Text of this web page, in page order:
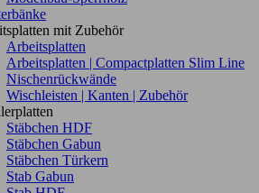
mit Zubehör
Arbeitsplatten
Arbeitsplatten | Compactplatten Slim Line
Nischenrückwände
Wischleisten | Kanten | Zubehör
Stäbchen HDF
Stäbchen Gabun
Stäbchen Türkern
Stab Gabun